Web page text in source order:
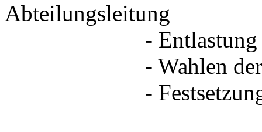
Abteilungsleitung
- Entlastung des
- Wahlen der
- Festsetzung evtl.